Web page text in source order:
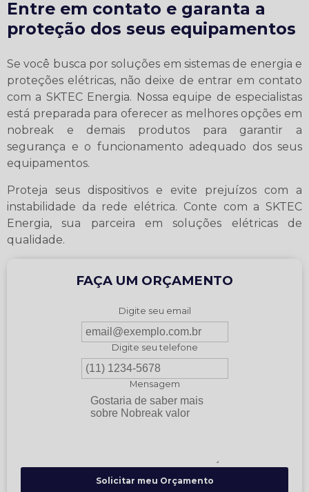
Entre em contato e garanta a
proteção dos seus equipamentos
Se você busca por soluções em sistemas de energia e
proteções elétricas, não deixe de entrar em contato
com a SKTEC Energia. Nossa equipe de especialistas
está preparada para oferecer as melhores opções em
nobreak e demais produtos para garantir a
segurança e o funcionamento adequado dos seus
equipamentos.
Proteja seus dispositivos e evite prejuízos com a
instabilidade da rede elétrica. Conte com a SKTEC
Energia, sua parceira em soluções elétricas de
qualidade.
FAÇA UM ORÇAMENTO
Digite seu email
Digite seu telefone
Mensagem
Solicitar meu Orçamento